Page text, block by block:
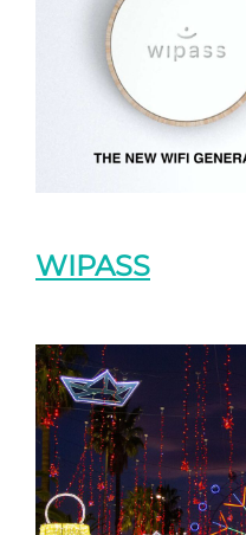
WIPASS